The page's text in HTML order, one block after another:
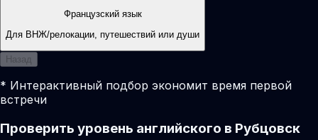
Французский язык
Для ВНЖ/релокации, путешествий или души
Назад
* Интерактивный подбор экономит время первой
встречи
Проверить уровень английского в Рубцовск